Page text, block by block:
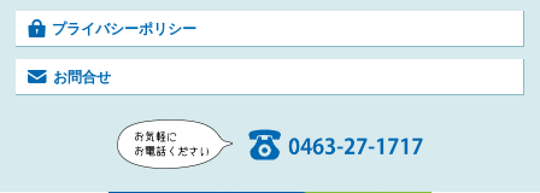
プライバシーポリシー
お問合せ